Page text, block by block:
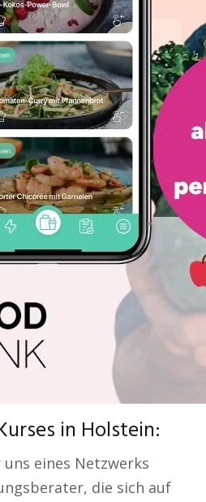
in Holstein:
eines Netzwerks
die sich auf